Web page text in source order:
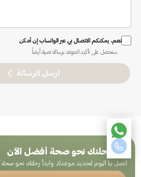
نعم، يمكنكم الاتصال بي عبر الواتساب إن أمكن
ستحصل على تأكيد الموعد برسالة نصية أيضاً
ارسل الرسالة
ابدأ رحلتك نحو صحة أفضل الآن
اتصل بنا اليوم لتحديد موعدك وابدأ رحلتك نحو